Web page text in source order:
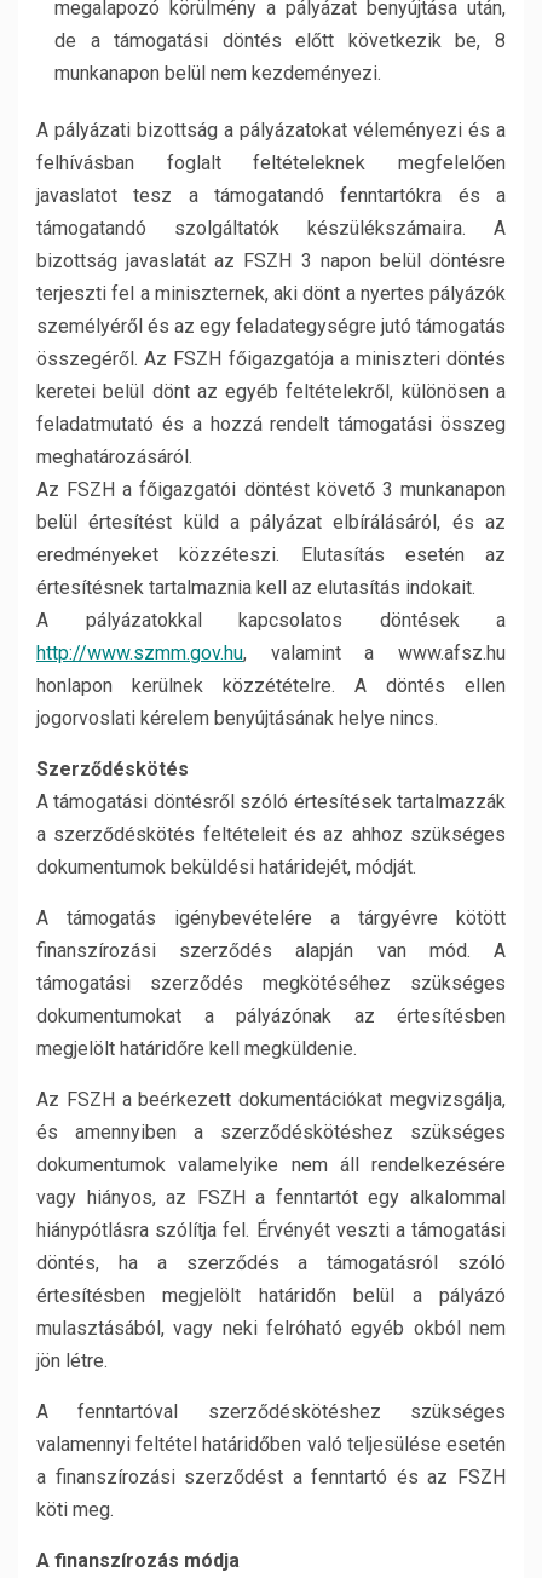
megalapozó körülmény a pályázat benyújtása után,
de a támogatási döntés előtt következik be, 8
munkanapon belül nem kezdeményezi.
A pályázati bizottság a pályázatokat véleményezi és a
felhívásban foglalt feltételeknek megfelelően
javaslatot tesz a támogatandó fenntartókra és a
támogatandó szolgáltatók készülékszámaira. A
bizottság javaslatát az FSZH 3 napon belül döntésre
terjeszti fel a miniszternek, aki dönt a nyertes pályázók
személyéről és az egy feladategységre jutó támogatás
összegéről. Az FSZH főigazgatója a miniszteri döntés
keretei belül dönt az egyéb feltételekről, különösen a
feladatmutató és a hozzá rendelt támogatási összeg
meghatározásáról.
Az FSZH a főigazgatói döntést követő 3 munkanapon
belül értesítést küld a pályázat elbírálásáról, és az
eredményeket közzéteszi. Elutasítás esetén az
értesítésnek tartalmaznia kell az elutasítás indokait.
A pályázatokkal kapcsolatos döntések a
http://www.szmm.gov.hu, valamint a www.afsz.hu
honlapon kerülnek közzétételre. A döntés ellen
jogorvoslati kérelem benyújtásának helye nincs.
Szerződéskötés
A támogatási döntésről szóló értesítések tartalmazzák
a szerződéskötés feltételeit és az ahhoz szükséges
dokumentumok beküldési határidejét, módját.
A támogatás igénybevételére a tárgyévre kötött
finanszírozási szerződés alapján van mód. A
támogatási szerződés megkötéséhez szükséges
dokumentumokat a pályázónak az értesítésben
megjelölt határidőre kell megküldenie.
Az FSZH a beérkezett dokumentációkat megvizsgálja,
és amennyiben a szerződéskötéshez szükséges
dokumentumok valamelyike nem áll rendelkezésére
vagy hiányos, az FSZH a fenntartót egy alkalommal
hiánypótlásra szólítja fel. Érvényét veszti a támogatási
döntés, ha a szerződés a támogatásról szóló
értesítésben megjelölt határidőn belül a pályázó
mulasztásából, vagy neki felróható egyéb okból nem
jön létre.
A fenntartóval szerződéskötéshez szükséges
valamennyi feltétel határidőben való teljesülése esetén
a finanszírozási szerződést a fenntartó és az FSZH
köti meg.
A finanszírozás módja